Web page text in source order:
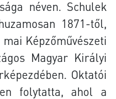
néven. Schulek
1871-től,
Képzőművészeti
Magyar Királyi
Oktatói
folytatta, ahol a